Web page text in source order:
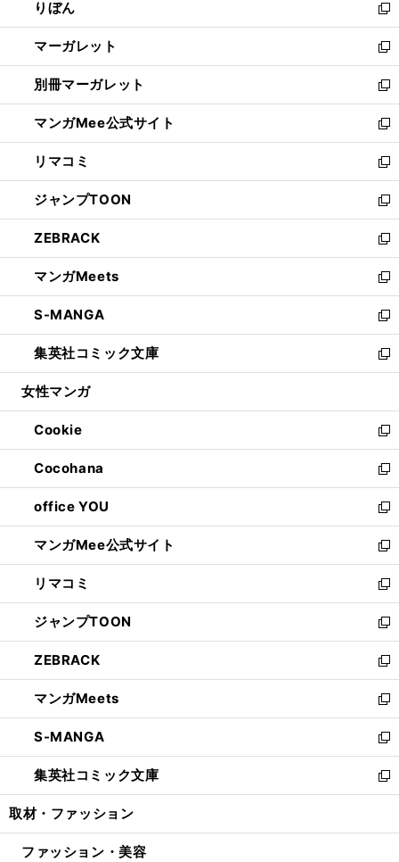
く
で
開
く
ド
ウ
で
開
く
ィ
ン
ド
ウ
で
開
く
りぼん
新
し
い
ウ
ィ
ン
ド
ウ
で
開
く
マーガレット
新
し
い
ウ
ィ
ン
ド
ウ
で
開
く
別冊マーガレット
新
し
い
ウ
ィ
ン
ド
ウ
で
開
く
マンガMee公式サイト
新
し
い
ウ
ィ
ン
ド
ウ
で
開
く
リマコミ
新
し
い
ウ
ィ
ン
ド
ウ
で
開
く
ジャンプTOON
新
し
い
ウ
ィ
ン
ド
ウ
で
開
ZEBRACK
新
し
い
ウ
ィ
ン
ド
ウ
開
く
マンガMeets
新
し
い
ウ
ィ
ン
ウ
で
開
く
S-MANGA
新
し
い
ウ
ン
ド
ウ
で
開
く
集英社コミック文庫
新
し
ウ
ィ
ン
ド
ウ
で
開
く
女性マンガ
Cookie
新
し
い
ウ
ィ
ン
ド
ウ
で
開
く
Cocohana
新
し
い
ウ
ィ
ン
ド
ウ
で
開
く
office YOU
新
し
い
ウ
ィ
ン
ド
ウ
で
開
く
マンガMee公式サイト
新
し
い
ウ
ィ
ン
ド
ウ
で
開
く
リマコミ
新
し
い
ウ
ィ
ン
ド
ウ
で
開
く
ジャンプTOON
新
し
い
ウ
ィ
ン
ド
ウ
で
開
ZEBRACK
新
し
い
ウ
ィ
ン
ド
ウ
開
マンガMeets
新
し
い
ウ
ィ
ン
ウ
S-MANGA
新
し
い
ウ
ン
集英社コミック文庫
新
し
ウ
取材・ファッション
ファッション・美容